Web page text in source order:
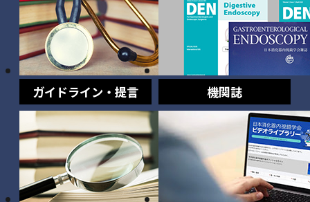
ガイドライン・提言 機関誌